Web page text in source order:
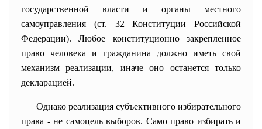
государственной власти и органы местного
самоуправления (ст. 32 Конституции Российской
Федерации). Любое конституционно закрепленное
право человека и гражданина должно иметь свой
механизм реализации, иначе оно останется только
декларацией.
Однако реализация субъективного избирательного
права - не самоцель выборов. Само право избирать и